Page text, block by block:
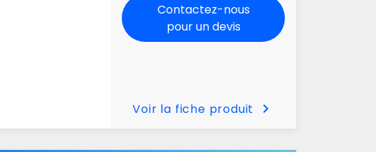
Contactez-nous
pour un devis
Voir la fiche produit chevron_right